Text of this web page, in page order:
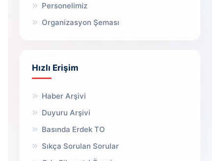
Personelimiz
Organizasyon Şeması
Hızlı Erişim
Haber Arşivi
Duyuru Arşivi
Basında Erdek TO
Sıkça Sorulan Sorular